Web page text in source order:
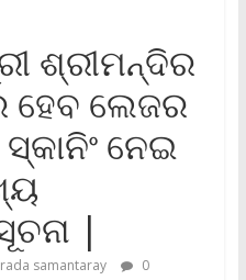
ଶ୍ରୀମନ୍ଦିର
ହେବ ଲେଜର
ନେଇ
|
samantaray
0